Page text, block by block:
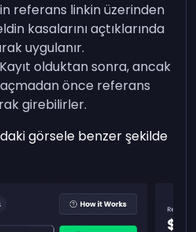
referans linkin üzerinden
kasalarını açtıklarında
uygulanır.
Kayıt olduktan sonra, ancak
açmadan önce referans
girebilirler.
görsele benzer şekilde